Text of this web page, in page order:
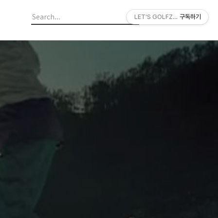
LET'S GOLFZON구독하기